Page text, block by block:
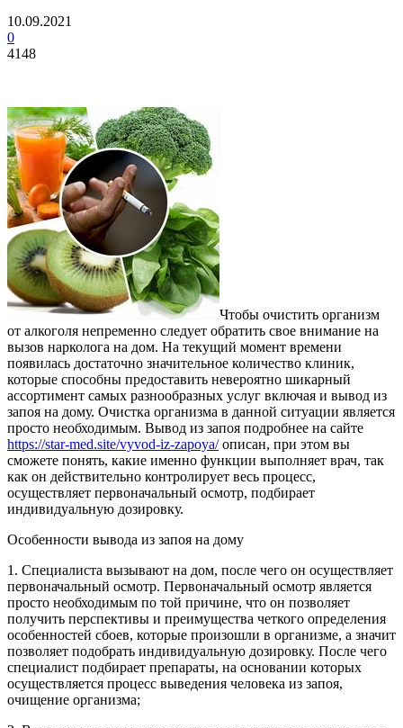
10.09.2021
0
4148
Чтобы очистить организм
от алкоголя непременно следует обратить свое внимание на
вызов нарколога на дом. На текущий момент времени
появилась достаточно значительное количество клиник,
которые способны предоставить невероятно шикарный
ассортимент самых разнообразных услуг включая и вывод из
запоя на дому. Очистка организма в данной ситуации является
просто необходимым. Вывод из запоя подробнее на сайте
https://star-med.site/vyvod-iz-zapoya/описан, при этом вы
сможете понять, какие именно функции выполняет врач, так
как он действительно контролирует весь процесс,
осуществляет первоначальный осмотр, подбирает
индивидуальную дозировку.
Особенности вывода из запоя на дому
1. Специалиста вызывают на дом, после чего он осуществляет
первоначальный осмотр. Первоначальный осмотр является
просто необходимым по той причине, что он позволяет
получить перспективы и преимущества четкого определения
особенностей сбоев, которые произошли в организме, а значит
позволяет подобрать индивидуальную дозировку. После чего
специалист подбирает препараты, на основании которых
осуществляется процесс выведения человека из запоя,
очищение организма;